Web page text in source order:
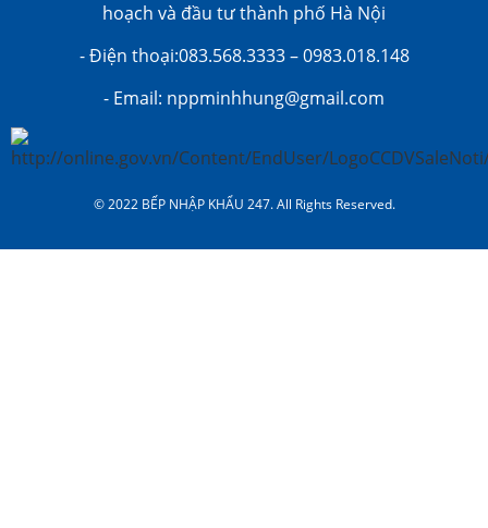
hoạch và đầu tư thành phố Hà Nội
- Điện thoại:083.568.3333 – 0983.018.148
- Email: nppminhhung@gmail.com
© 2022 BẾP NHẬP KHẨU 247. All Rights Reserved.